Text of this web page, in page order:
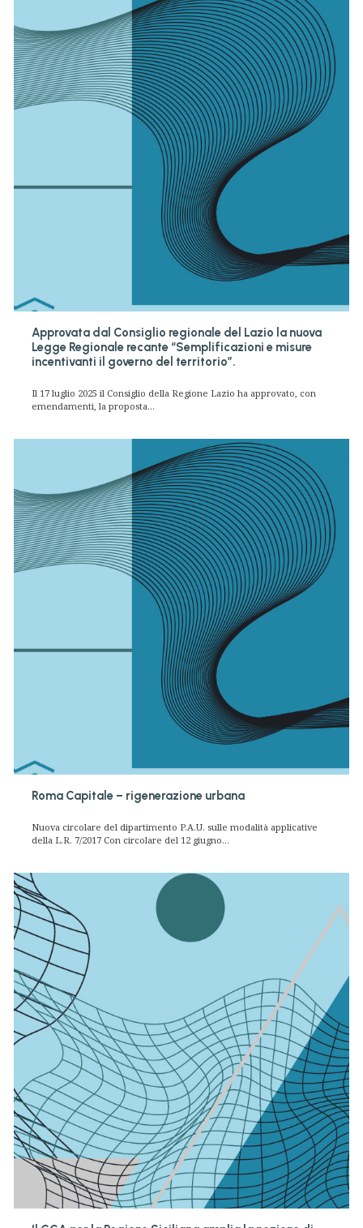
Approvata dal Consiglio regionale del Lazio la nuova
Legge Regionale recante “Semplificazioni e misure
incentivanti il governo del territorio”.
Il 17 luglio 2025 il Consiglio della Regione Lazio ha approvato, con
emendamenti, la proposta...
Roma Capitale – rigenerazione urbana
Nuova circolare del dipartimento P.A.U. sulle modalità applicative
della L.R. 7/2017 Con circolare del 12 giugno...